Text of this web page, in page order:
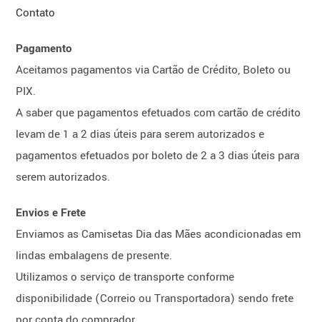
Contato
Pagamento
Aceitamos pagamentos via Cartão de Crédito, Boleto ou
PIX.
A saber que pagamentos efetuados com cartão de crédito
levam de 1 a 2 dias úteis para serem autorizados e
pagamentos efetuados por boleto de 2 a 3 dias úteis para
serem autorizados.
Envios e Frete
Enviamos as Camisetas Dia das Mães acondicionadas em
lindas embalagens de presente.
Utilizamos o serviço de transporte conforme
disponibilidade (Correio ou Transportadora) sendo frete